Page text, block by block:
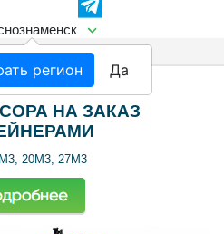
круглосуточно
НА ЗАКАЗ
20М3, 27М3
регион Да